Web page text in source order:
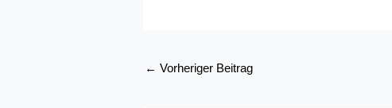
← Vorheriger Beitrag